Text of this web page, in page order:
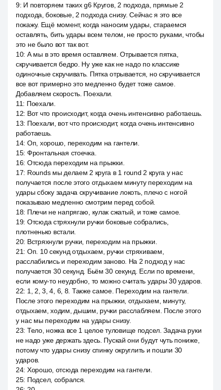
9: И повторяем таких g6 Кругов, 2 подхода, прямые 2
подхода, боковые, 2 подхода снизу. Сейчас я это все
покажу. Ещё момент, когда наносим удары, стараемся
оставлять, бить удары всем телом, не просто руками, чтобы
это не было вот так вот.
10: А мы в это время оставляем. Отрывается пятка,
скручивается бедро. Ну уже как не надо по классике
одиночные скручивать. Пятка отрывается, но скручивается
все вот примерно это медленно будет тоже самое.
Добавляем скорость. Поехали.
11: Поехали.
12: Вот что происходит, когда очень интенсивно работаешь.
13: Поехали, вот что происходит, когда очень интенсивно
работаешь.
14: Оп, хорошо, переходим на гантели.
15: Фронтальная стоечка.
16: Отсюда переходим на прыжки.
17: Rounds мы делаем 2 круга в 1 round 2 круга у нас
получается после этого отдыхаем минуту переходим на
удары сбоку задача скручивание локоть, плечо с ногой
показываю медленно смотрим перед собой.
18: Плечи не напрягаю, кулак сжатый, и тоже самое.
19: Отсюда стряхнули ручки боковые собрались,
плотненько встали.
20: Встряхнули ручки, переходим на прыжки.
21: Оп. 10 секунд отдыхаем, ручки стряхиваем,
расслабились и переходим заново. На 2 подход у нас
получается 30 секунд. Бьём 30 секунд. Если по времени,
если кому-то неудобно, то можно считать удары 30 ударов.
22: 1, 2, 3, 4, 6, 8. Также самое. Переходим на гантели.
После этого переходим на прыжки, отдыхаем, минуту,
отдыхаем, ходим, дышим, ручки расслабляем. После этого
у нас мы переходим на удары снизу.
23: Тело, ножка все 1 целое туловище подсел. Задача руки
не надо уже держать здесь. Пускай они будут чуть пониже,
потому что удары снизу спинку округлить и пошли 30
ударов.
24: Хорошо, отсюда переходим на гантели.
25: Подсел, собрался.